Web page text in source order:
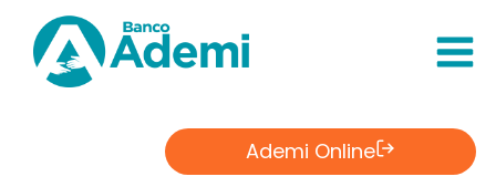
Contenido
Ademi Online